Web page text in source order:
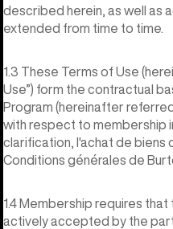
described herein, as well as
extended from time to time.
1.3 These Terms of Use
Use”) form the contractual
Program (hereinafter
with respect to membership
clarification, l'achat de biens
Conditions générales de
1.4 Membership requires
actively accepted by the